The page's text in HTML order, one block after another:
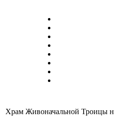
Храм Живоначальной Троицы